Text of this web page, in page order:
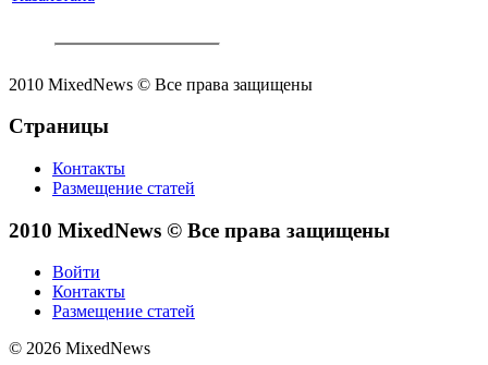
2010 MixedNews © Все права защищены
Страницы
Контакты
Размещение статей
2010 MixedNews © Все права защищены
Войти
Контакты
Размещение статей
© 2026 MixedNews